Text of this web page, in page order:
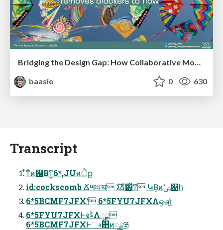
baasie
0 630
Transcript
͋ͳͨͷ஌Βͳ͍6*,JUͷੈք
id:cockscomb Ճ౻ਘथ גࣜձࣾ͸ͯͳ ԿΒ͔ͷࣗݾ঺հ
6*5BCMF7JFXʹ 6*5FYU7JFXΛஔ͖͍ͨ
6*5FYU7JFXͰจࣈΛೖྗ
6*5BCMF7JFXͰෳ਺ͷೖྗཝ